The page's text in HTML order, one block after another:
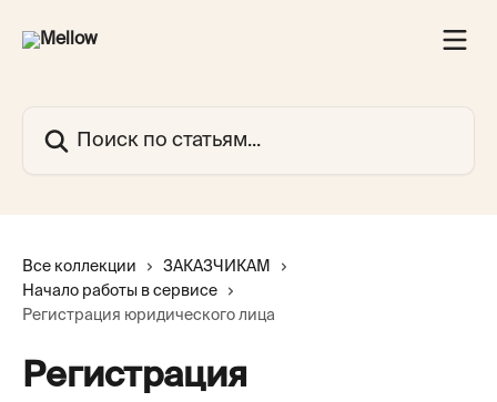
Все коллекции
ЗАКАЗЧИКАМ
Начало работы в сервисе
Регистрация юридического лица
Регистрация